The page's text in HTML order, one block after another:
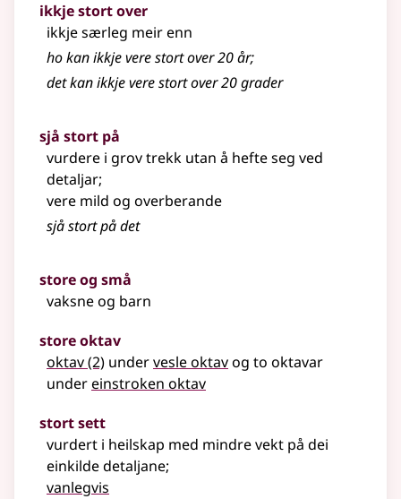
ikkje stort over
ikkje særleg meir enn
ho kan ikkje vere stort over 20 år;
det kan ikkje vere stort over 20 grader
sjå stort på
vurdere i grov trekk utan å hefte seg ved
detaljar;
vere mild og overberande
sjå stort på det
store og små
vaksne og barn
store oktav
oktav(2) undervesle oktavog to oktavar
undereinstroken oktav
stort sett
vurdert i heilskap med mindre vekt på dei
einkilde detaljane;
vanlegvis